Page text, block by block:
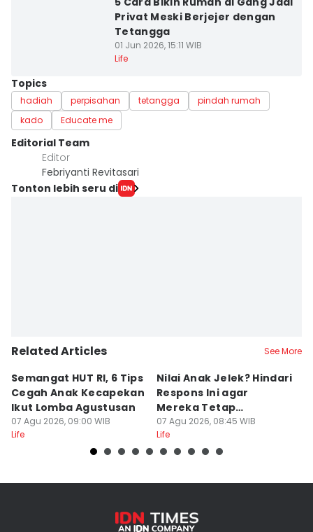
Privat Meski Berjejer dengan
Tetangga
01 Jun 2026, 15:11 WIB
Life
Topics
hadiah perpisahan tetangga
pindah rumah
kado
Educate me
Editorial Team
Editor
Febriyanti Revitasari
Tonton lebih seru di
Related Articles See More
Semangat HUT RI, 6 Tips
Cegah Anak Kecapekan
Ikut Lomba Agustusan
07 Agu 2026, 09:00 WIB
Life
Nilai Anak Jelek? Hindari
Respons Ini agar
Mereka Tetap
Semangat Belajar
07 Agu 2026, 08:45 WIB
Life